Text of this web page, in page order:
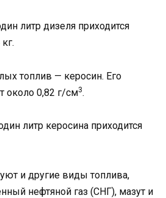
литр дизеля приходится
топлив — керосин. Его
около 0,82 г/см3.
литр керосина приходится
и другие виды топлива,
нефтяной газ (СНГ), мазут и